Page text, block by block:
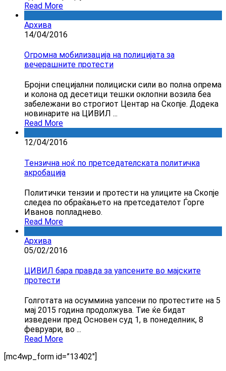
Read More
Архива
14/04/2016
Огромна мобилизација на полицијата за
вечерашните протести
Бројни специјални полициски сили во полна опрема
и колона од десетици тешки оклопни возила беа
забележани во строгиот Центар на Скопје. Додека
новинарите на ЦИВИЛ ...
Read More
12/04/2016
Тензична ноќ по претседателската политичка
акробација
Политички тензии и протести на улиците на Скопје
следеа по обраќањето на претседателот Ѓорге
Иванов попладнево.
Read More
Архива
05/02/2016
ЦИВИЛ бара правда за уапсените во мајските
протести
Голготата на осуммина уапсени по протестите на 5
мај 2015 година продолжува. Тие ќе бидат
изведени пред Основен суд 1, в понеделник, 8
февруари, во ...
Read More
[mc4wp_form id=”13402″]